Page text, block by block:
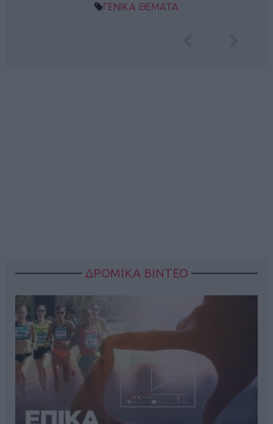
ΓΕΝΙΚΑ ΘΕΜΑΤΑ
ΔΡΟΜΙΚΑ ΒΙΝΤΕΟ